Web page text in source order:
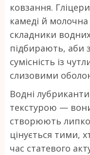
ковзання.
камеді й
складники
підбирають, аби
сумісність із
слизовими
Водні
текстурою —
створюють
цінується тими,
час статевого